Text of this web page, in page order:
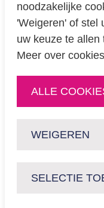
noodzakelijke
'Weigeren' of stel
uw keuze te allen
Meer over
ALLE
WEIGEREN
SELECTIE
BREEAM certificering
Educatie
CONTACT